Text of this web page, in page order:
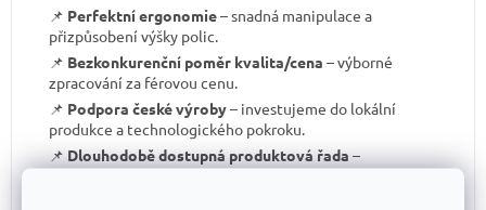
📌 Perfektní ergonomie– snadná manipulace a
přizpůsobení výšky polic.
📌 Bezkonkurenční poměr kvalita/cena – výborné
zpracování za férovou cenu.
📌 Podpora české výroby– investujeme do lokální
produkce a technologického pokroku.
📌 Dlouhodobě dostupná produktová řada –
spolehněte se, že vaše skladové řešení bude